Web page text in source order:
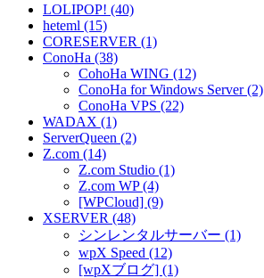
LOLIPOP! (40)
heteml (15)
CORESERVER (1)
ConoHa (38)
CohoHa WING (12)
ConoHa for Windows Server (2)
ConoHa VPS (22)
WADAX (1)
ServerQueen (2)
Z.com (14)
Z.com Studio (1)
Z.com WP (4)
[WPCloud] (9)
XSERVER (48)
シンレンタルサーバー (1)
wpX Speed (12)
[wpXブログ] (1)